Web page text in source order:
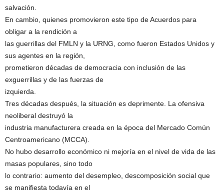
salvación.
En cambio, quienes promovieron este tipo de Acuerdos para
obligar a la rendición a
las guerrillas del FMLN y la URNG, como fueron Estados Unidos y
sus agentes en la región,
prometieron décadas de democracia con inclusión de las
exguerrillas y de las fuerzas de
izquierda.
Tres décadas después, la situación es deprimente. La ofensiva
neoliberal destruyó la
industria manufacturera creada en la época del Mercado Común
Centroamericano (MCCA).
No hubo desarrollo económico ni mejoría en el nivel de vida de las
masas populares, sino todo
lo contrario: aumento del desempleo, descomposición social que
se manifiesta todavía en el